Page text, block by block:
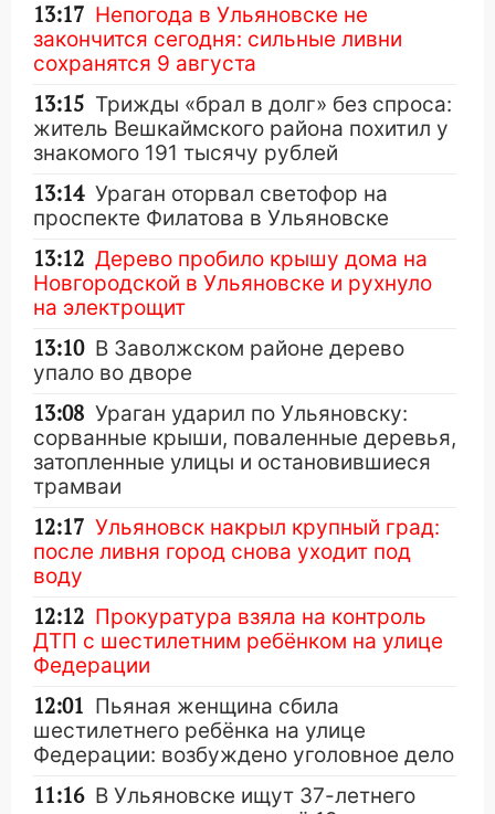
13:17 Непогода в Ульяновске не
закончится сегодня: сильные ливни
сохранятся 9 августа
13:15 Трижды «брал в долг» без спроса:
житель Вешкаймского района похитил у
знакомого 191 тысячу рублей
13:14 Ураган оторвал светофор на
проспекте Филатова в Ульяновске
13:12 Дерево пробило крышу дома на
Новгородской в Ульяновске и рухнуло
на электрощит
13:10 В Заволжском районе дерево
упало во дворе
13:08 Ураган ударил по Ульяновску:
сорванные крыши, поваленные деревья,
затопленные улицы и остановившиеся
трамваи
12:17 Ульяновск накрыл крупный град:
после ливня город снова уходит под
воду
12:12 Прокуратура взяла на контроль
ДТП с шестилетним ребёнком на улице
Федерации
12:01 Пьяная женщина сбила
шестилетнего ребёнка на улице
Федерации: возбуждено уголовное дело
11:16 В Ульяновске ищут 37-летнего